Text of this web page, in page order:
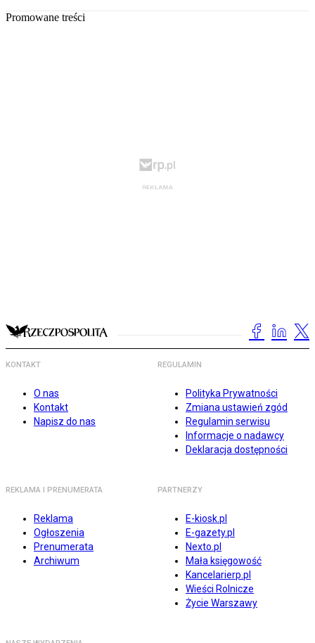
Promowane treści
KONTAKT
O nas
Kontakt
Napisz do nas
REGULAMIN
Polityka Prywatności
Zmiana ustawień zgód
Regulamin serwisu
Informacje o nadawcy
Deklaracja dostępności
REKLAMA I PRENUMERATA
Reklama
Ogłoszenia
Prenumerata
Archiwum
PARTNERZY
E-kiosk.pl
E-gazety.pl
Nexto.pl
Mała księgowość
Kancelarierp.pl
Wieści Rolnicze
Życie Warszawy